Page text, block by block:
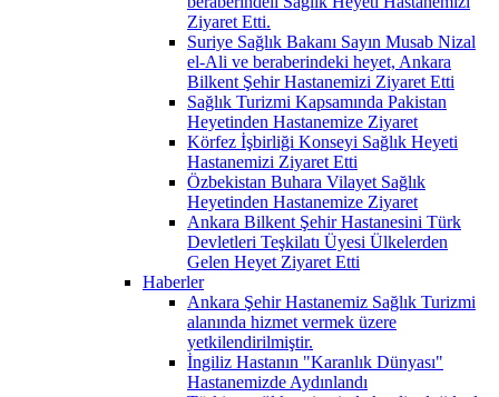
Ziyaret Etti.
Suriye Sağlık Bakanı Sayın Musab Nizal
el-Ali ve beraberindeki heyet, Ankara
Bilkent Şehir Hastanemizi Ziyaret Etti
Sağlık Turizmi Kapsamında Pakistan
Heyetinden Hastanemize Ziyaret
Körfez İşbirliği Konseyi Sağlık Heyeti
Hastanemizi Ziyaret Etti
Özbekistan Buhara Vilayet Sağlık
Heyetinden Hastanemize Ziyaret
Ankara Bilkent Şehir Hastanesini Türk
Devletleri Teşkilatı Üyesi Ülkelerden
Gelen Heyet Ziyaret Etti
Haberler
Ankara Şehir Hastanemiz Sağlık Turizmi
alanında hizmet vermek üzere
yetkilendirilmiştir.
İngiliz Hastanın "Karanlık Dünyası"
Hastanemizde Aydınlandı